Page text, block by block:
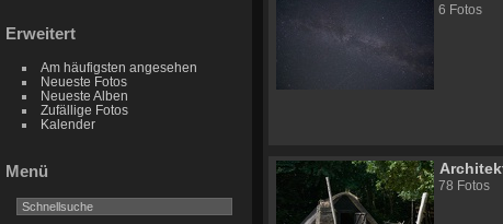
Erweitert
Am häufigsten angesehen
Neueste Fotos
Neueste Alben
Zufällige Fotos
Kalender
Menü
6 Fotos
78 Fotos